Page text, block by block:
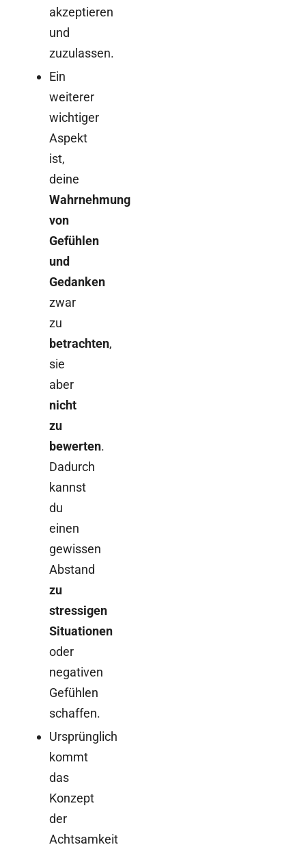
akzeptieren
und
zuzulassen.
Ein
weiterer
wichtiger
Aspekt
ist,
deine
Wahrnehmung
von
Gefühlen
und
Gedanken
zwar
zu
betrachten,
sie
aber
nicht
zu
bewerten.
Dadurch
kannst
du
einen
gewissen
Abstand
zu
stressigen
Situationen
oder
negativen
Gefühlen
schaffen.
Ursprünglich
kommt
das
Konzept
der
Achtsamkeit